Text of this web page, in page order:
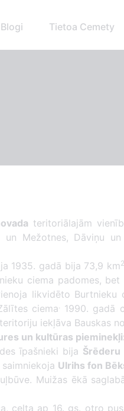
Blogi Tietoa Cemety
teritoriālajām
Mežotnes, Dāviņu
1935. gadā bija 73,9 km2
ciema padomes,
likvidēto
ciema. 1990. gadā
iekļāva Bauskas
un kultūras
īpašnieki bija Šrēderu
Ulrihs fon
Muižas ēkā
celta ap 16. gs. otro